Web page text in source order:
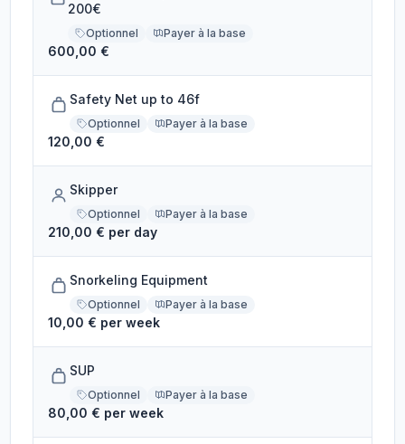
200€
Optionnel Payer à la base
600,00 €
Safety Net up to 46f
Optionnel Payer à la base
120,00 €
Skipper
Optionnel Payer à la base
210,00 € per day
Snorkeling Equipment
Optionnel Payer à la base
10,00 € per week
SUP
Optionnel Payer à la base
80,00 € per week